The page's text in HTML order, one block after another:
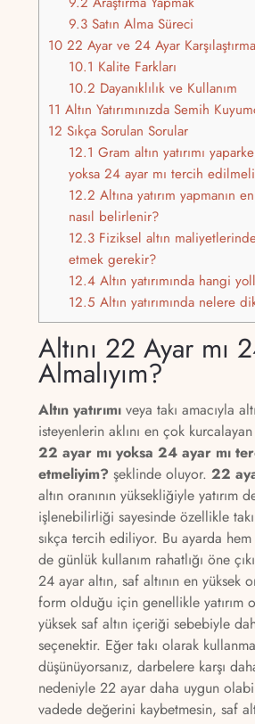
9.3Satın Alma Süreci
10 22 Ayar ve 24 Ayar
10.1 Kalite Farkları
10.2 Dayanıklılık ve Kullanım
11 Altın Yatırımınızda Semih
12 Sıkça Sorulan Sorular
12.1 Gram altın yatırımı
yoksa 24 ayar mı tercih
12.2 Altına yatırım yapmanın
nasıl belirlenir?
12.3Fiziksel altın
etmek gerekir?
12.4Altın yatırımında hangi
12.5 Altın yatırımında nelere
Altını 22 Ayar mı
Almalıyım?
Altın yatırımı veya takı amacıyla
isteyenlerin aklını en çok
22 ayar mı yoksa 24 ayar mı
etmeliyim? şeklinde oluyor. 22
altın oranının yüksekliğiyle yatırım
işlenebilirliği sayesinde özellikle
sıkça tercih ediliyor. Bu ayarda
de günlük kullanım rahatlığı öne
24 ayar altın, saf altının en yüksek
form olduğu için genellikle yatırım
yüksek saf altın içeriği sebebiyle
seçenektir. Eğer takı olarak
düşünüyorsanız, darbelere karşı
nedeniyle 22 ayar daha uygun
vadede değerini kaybetmesin, saf